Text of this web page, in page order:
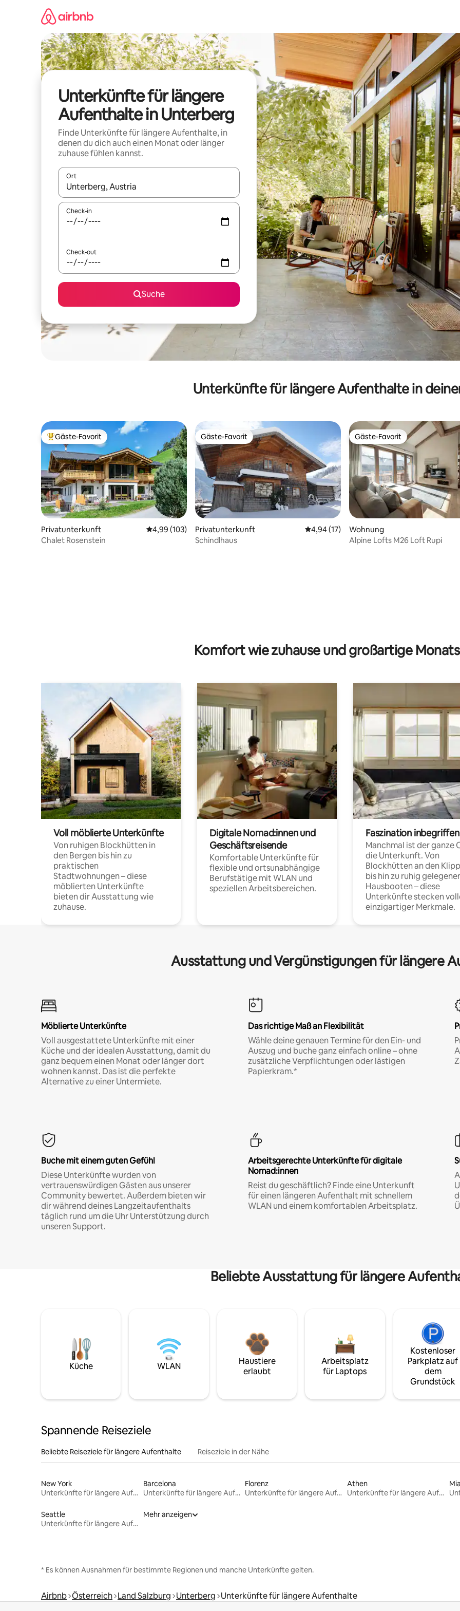
Unterkünfte für längere
Aufenthalte in Unterberg
Finde Unterkünfte für längere Aufenthalte, in
denen du dich auch einen Monat oder länger
zuhause fühlen kannst.
Ort
Wenn Ergebnisse verfügbar sind, navigiere mit den Pfeiltasten nach oben und unten oder erkunde die Ergebnisse
Check-in
Check-out
Suche
Unterkünfte für längere Aufenthalte in
Beliebter Gäste-Favorit.
Gäste-Favorit
Privatunterkunft Durchschnittliche Bewertung: 4,99 von 5, 103 Bewertungen
4,99 (103)
Chalet Rosenstein
Gäste-Favorit
Gäste-Favorit
Privatunterkunft Durchschnittliche Bewertung: 4,94 von 5,
4,94 (17)
Schindlhaus
Gäste-Favorit
Gäste-Favorit
Wohnung
Alpine Lofts M26 Loft Rupi
Komfort wie zuhause und großartige
Voll möblierte Unterkünfte
Von ruhigen Blockhütten in
den Bergen bis hin zu
praktischen
Stadtwohnungen – diese
möblierten Unterkünfte
bieten dir Ausstattung wie
zuhause.
Digitale Nomad:innen und
Geschäftsreisende
Komfortable Unterkünfte für
flexible und ortsunabhängige
Berufstätige mit WLAN und
speziellen Arbeitsbereichen.
Faszination inbegriffen
Manchmal ist der ganze
die Unterkunft. Von
Blockhütten an den
bis hin zu ruhig
Hausbooten – diese
Unterkünfte stecken
einzigartiger Merkmale.
Ausstattung und Vergünstigungen für längere
Möblierte Unterkünfte
Voll ausgestattete Unterkünfte mit einer
Küche und der idealen Ausstattung, damit du
ganz bequem einen Monat oder länger dort
wohnen kannst. Das ist die perfekte
Alternative zu einer Untermiete.
Das richtige Maß an Flexibilität
Wähle deine genauen Termine für den Ein- und
Auszug und buche ganz einfach online – ohne
zusätzliche Verpflichtungen oder lästigen
Papierkram.*
Buche mit einem guten Gefühl
Diese Unterkünfte wurden von
vertrauenswürdigen Gästen aus unserer
Community bewertet. Außerdem bieten wir
dir während deines Langzeitaufenthalts
täglich rund um die Uhr Unterstützung durch
unseren Support.
Arbeitsgerechte Unterkünfte für digitale
Nomad:innen
Reist du geschäftlich? Finde eine Unterkunft
für einen längeren Aufenthalt mit schnellem
WLAN und einem komfortablen Arbeitsplatz.
Beliebte Ausstattung für längere
Küche WLAN
Haustiere
erlaubt
Arbeitsplatz
für Laptops
Kostenloser
Parkplatz auf
dem
Grundstück
Spannende Reiseziele
Beliebte Reiseziele für längere Aufenthalte Reiseziele in der Nähe
New York
Unterkünfte für längere Aufenthalte
Barcelona
Unterkünfte für längere Aufenthalte
Florenz
Unterkünfte für längere Aufenthalte
Athen
Unterkünfte für längere Aufenthalte
Seattle
Unterkünfte für längere Aufenthalte
Mehr anzeigen
* Es können Ausnahmen für bestimmte Regionen und manche Unterkünfte gelten.
Airbnb Österreich Land Salzburg Unterberg Unterkünfte für längere Aufenthalte